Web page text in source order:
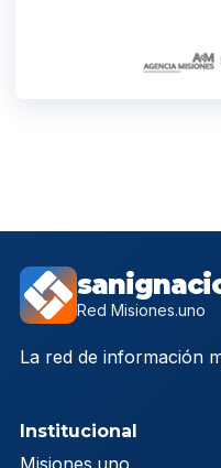
Red Misiones.uno
La red de información
Institucional
Misiones.uno